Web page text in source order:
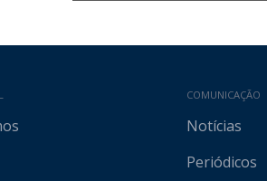
do siteCOMUNICAÇÃO
Notícias
Periódicos